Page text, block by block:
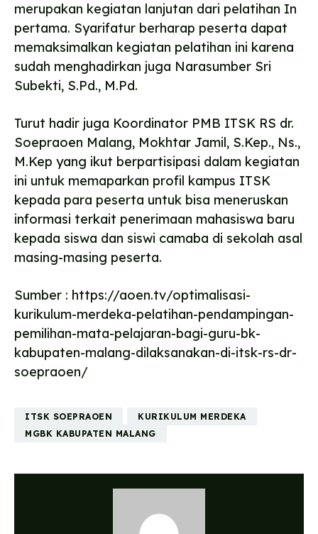
merupakan kegiatan lanjutan dari pelatihan In
pertama. Syarifatur berharap peserta dapat
memaksimalkan kegiatan pelatihan ini karena
sudah menghadirkan juga Narasumber Sri
Subekti, S.Pd., M.Pd.
Turut hadir juga Koordinator PMB ITSK RS dr.
Soepraoen Malang, Mokhtar Jamil, S.Kep., Ns.,
M.Kep yang ikut berpartisipasi dalam kegiatan
ini untuk memaparkan profil kampus ITSK
kepada para peserta untuk bisa meneruskan
informasi terkait penerimaan mahasiswa baru
kepada siswa dan siswi camaba di sekolah asal
masing-masing peserta.
Sumber : https://aoen.tv/optimalisasi-
kurikulum-merdeka-pelatihan-pendampingan-
pemilihan-mata-pelajaran-bagi-guru-bk-
kabupaten-malang-dilaksanakan-di-itsk-rs-dr-
soepraoen/
ITSK SOEPRAOEN
KURIKULUM MERDEKA
MGBK KABUPATEN MALANG